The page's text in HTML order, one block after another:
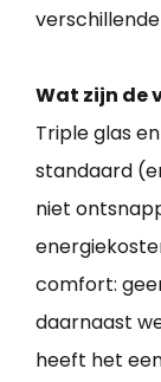
Wat zijn de
Triple glas
standaard
niet
comfort:
daarnaast
heeft het